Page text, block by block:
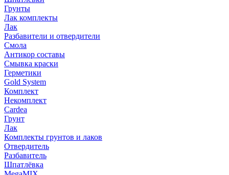
Грунты
Лак комплекты
Лак
Разбавители и отвердители
Смола
Антикор составы
Смывка краски
Герметики
Gold System
Комплект
Некомплект
Cardea
Грунт
Лак
Комплекты грунтов и лаков
Отвердитель
Разбавитель
Шпатлёвка